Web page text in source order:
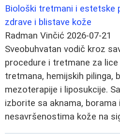
Biološki tretmani i estetske
zdrave i blistave kože
Radman Vinčić 2026-07-21
Sveobuhvatan vodič kroz
procedure i tretmane za
tretmana, hemijskih pilinga,
mezoterapije i liposukcije.
izborite sa aknama, borama
nesavršenostima kože na